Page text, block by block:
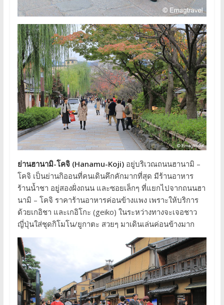
ย่านฮานามิ-โคจิ (Hanamu-Koji)อยู่บริเวณถนนฮานามิ –
โคจิ เป็นย่านกิออนที่คนเดินคึกคักมากที่สุด มีร้านอาหาร
ร้านน้ำชา อยู่สองฝั่งถนน และซอยเล็กๆ ที่แยกไปจากถนนฮา
นามิ – โคจิ ราคาร้านอาหารค่อนข้างแพง เพราะให้บริการ
ด้วยเกอิชา และเกอิโกะ (geiko) ในระหว่างทางจะเจอชาว
ญี่ปุ่นใส่ชุดกิโมโน/ยูกาตะ สวยๆ มาเดินเล่นค่อนข้างมาก